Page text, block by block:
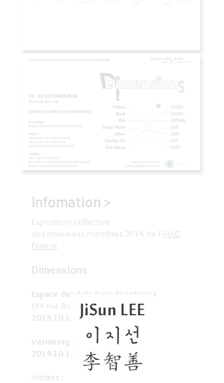
Infomation >
Exposition collective
des nouveaux membres 2014 de l'AJAC
France
Dimensions
Espace des Arts Sans Frontières
(44 rue Bouret, 75019 Paris)
2014.10.16 - 10.21
Vernissage
2014.10.16
- 5pm
Artistes :